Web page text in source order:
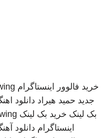
خرید فالوور اینستاگرام
جدید حمید هیراد دانلود
بک لینک خرید بک لینک
اینستاگرام دانلود